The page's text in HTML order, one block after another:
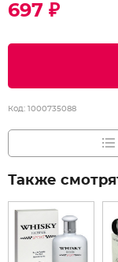
697 ₽
Код: 1000735088
Также